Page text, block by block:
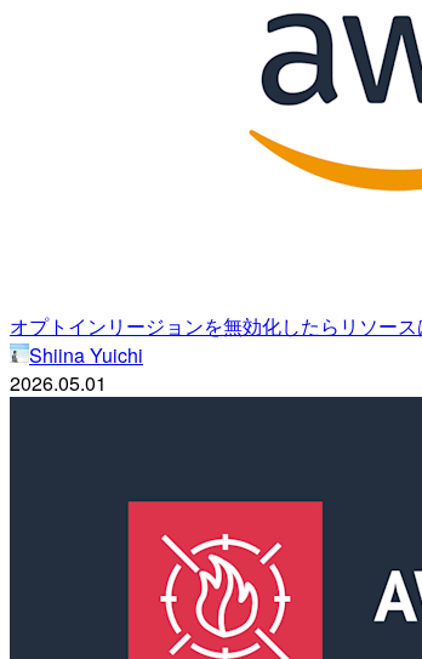
オプトインリージョンを無効化したらリソー
Shiina Yuichi
2026.05.01